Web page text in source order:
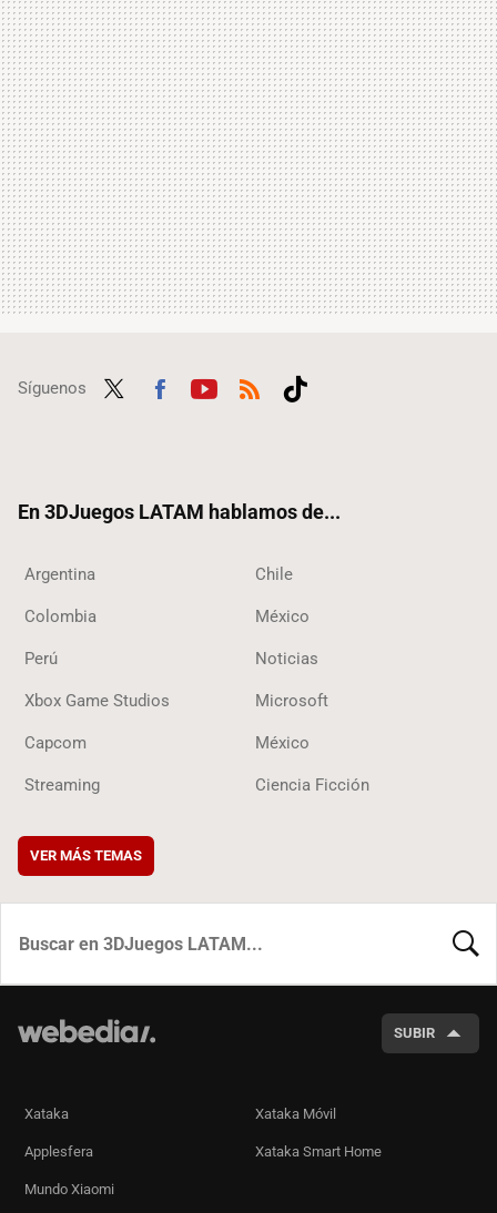
Síguenos
En 3DJuegos LATAM hablamos de...
Argentina Chile
Colombia México
Perú Noticias
Xbox Game Studios Microsoft
Capcom México
Streaming Ciencia Ficción
VER MÁS TEMAS
SUBIR
Xataka Xataka Móvil
Applesfera Xataka Smart Home
Mundo Xiaomi